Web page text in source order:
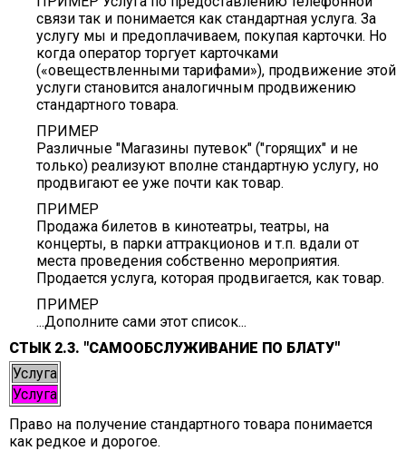
связи так и понимается как стандартная услуга. За
услугу мы и предоплачиваем, покупая карточки. Но
когда оператор торгует карточками
(«овеществленными тарифами»), продвижение этой
услуги становится аналогичным продвижению
стандартного товара.
ПРИМЕР
Различные "Магазины путевок" ("горящих" и не
только) реализуют вполне стандартную услугу, но
продвигают ее уже почти как товар.
ПРИМЕР
Продажа билетов в кинотеатры, театры, на
концерты, в парки аттракционов и т.п. вдали от
места проведения собственно мероприятия.
Продается услуга, которая продвигается, как товар.
ПРИМЕР
...Дополните сами этот список...
СТЫК 2.3. "САМООБСЛУЖИВАНИЕ ПО БЛАТУ"
Услуга
Услуга
Право на получение стандартного товара понимается
как редкое и дорогое.